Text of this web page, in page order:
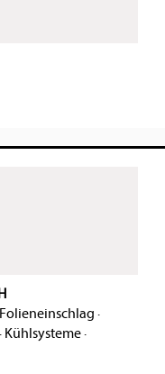
Folieneinschlag ·
· Kühlsysteme·